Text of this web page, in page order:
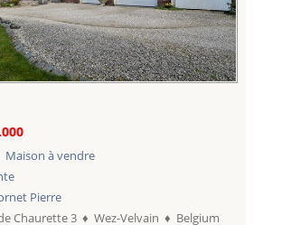
Maison à vendre
Pierre
Chaurette 3 ♦ Wez-Velvain ♦ Belgium